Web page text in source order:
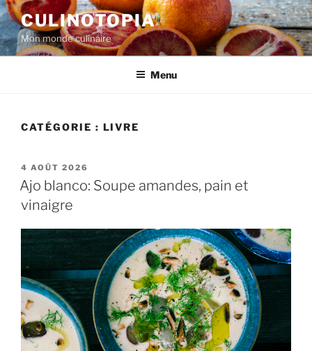
Aller
au
contenu
principal
CULINOTOPIA
Mon monde culinaire
Menu
CATÉGORIE : LIVRE
PUBLIÉ
LE
4 AOÛT 2026
Ajo blanco: Soupe amandes, pain et
vinaigre